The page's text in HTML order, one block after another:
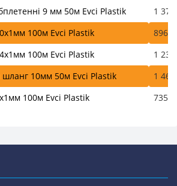
9 мм 50м Evci Plastik
1
100м Evci Plastik
100м Evci Plastik
1
10мм 50м Evci Plastik
1
100м Evci Plastik